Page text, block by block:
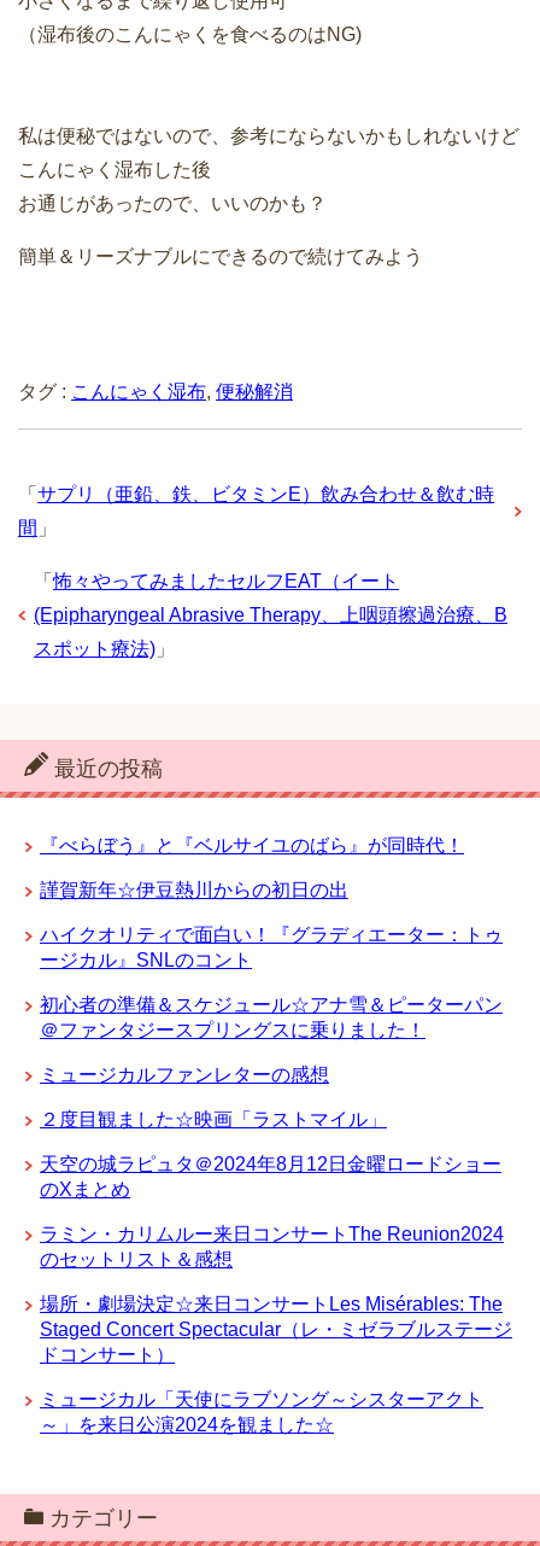
（湿布後のこんにゃくを食べるのはNG)
私は便秘ではないので、参考にならないかもしれないけど
こんにゃく湿布した後
お通じがあったので、いいのかも？
簡単＆リーズナブルにできるので続けてみよう
タグ : こんにゃく湿布, 便秘解消
「 サプリ（亜鉛、鉄、ビタミンE）飲み合わせ＆飲む時
間 」
「怖々やってみましたセルフEAT（イート
(Epipharyngeal Abrasive Therapy、上咽頭擦過治療、B
スポット療法) 」
最近の投稿
『べらぼう』と『ベルサイユのばら』が同時代！
謹賀新年☆伊豆熱川からの初日の出
ハイクオリティで面白い！『グラディエーター：トゥ
ージカル』SNLのコント
初心者の準備＆スケジュール☆アナ雪＆ピーターパン
＠ファンタジースプリングスに乗りました！
ミュージカルファンレターの感想
２度目観ました☆映画「ラストマイル」
天空の城ラピュタ＠2024年8月12日金曜ロードショー
のXまとめ
ラミン・カリムルー来日コンサートThe Reunion2024
のセットリスト＆感想
場所・劇場決定☆来日コンサートLes Misérables: The
Staged Concert Spectacular（レ・ミゼラブルステージ
ドコンサート）
ミュージカル「天使にラブソング～シスターアクト
～」を来日公演2024を観ました☆
カテゴリー